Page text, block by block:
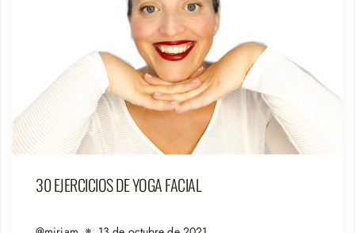
30 EJERCICIOS DE YOGA FACIAL